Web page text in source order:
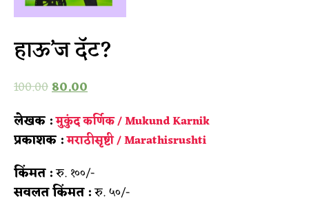
हाऊ’ज दॅट?
100.0080.00
लेखक :मुकुंद कर्णिक / Mukund Karnik
प्रकाशक :मराठीसृष्टी / Marathisrushti
किंमत :रु. १००/-
सवलत किंमत :रु. ५०/-